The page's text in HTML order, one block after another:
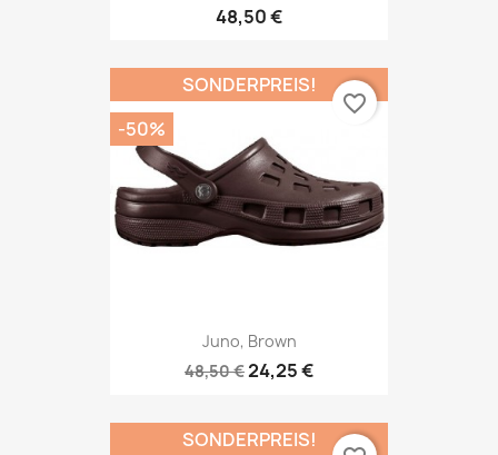
48,50 €
Juno, Brown
48,50 €24,25 €
SONDERPREIS!
-50%
favorite_border
SONDERPREIS!